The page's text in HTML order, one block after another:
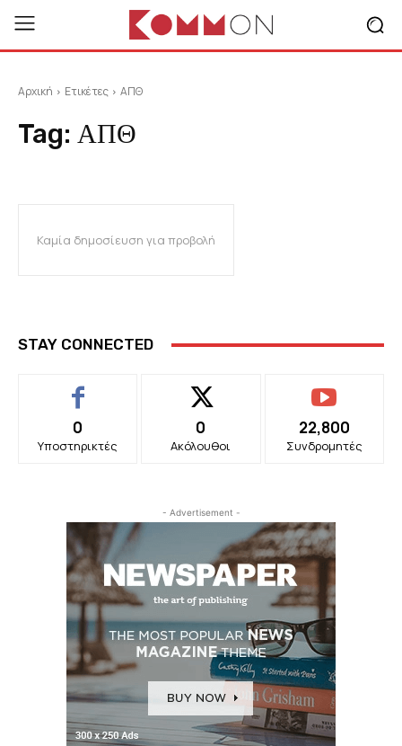
Αρχική Ετικέτες ΑΠΘ
Tag: ΑΠΘ
Καμία δημοσίευση για προβολή
STAY CONNECTED
0
Υποστηρικτές
0
Ακόλουθοι
22,800
Συνδρομητές
- Advertisement -